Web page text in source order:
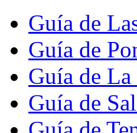
Guía de
Guía de
Guía de
Guía de